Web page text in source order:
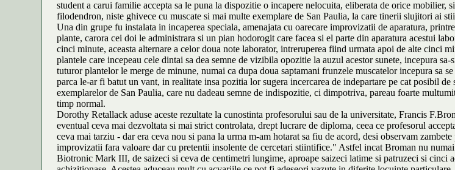
student a carui familie accepta sa le puna la dispozitie o incapere nelocuita, eliberata de orice mobilier,
filodendron, niste ghivece cu muscate si mai multe exemplare de San Paulia, la care tinerii slujitori ai
Una din grupe fu instalata in incaperea speciala, amenajata cu oarecare improvizatii de aparatura,
plante, carora cei doi le administrara si un pian hodorogit care facea si el parte din aparatura acestui
cinci minute, aceasta alternare a celor doua note laborator, intreruperea fiind urmata apoi de alte cinci
plantele care incepeau cele dintai sa dea semne de vizibila opozitie la auzul acestor sunete, incepura
tuturor plantelor le merge de minune, numai ca dupa doua saptamani frunzele muscatelor incepura sa
parca le-ar fi batut un vant, in realitate insa pozitia lor sugera incercarea de indepartare pe cat posibil
exemplarelor de San Paulia, care nu dadeau semne de indispozitie, ci dimpotriva, pareau foarte
timp normal.
Dorothy Retallack aduse aceste rezultate la cunostinta profesorului sau de la universitate, Francis
eventual ceva mai dezvoltata si mai strict controlata, drept lucrare de diploma, ceea ce profesorul
ceva mai tarziu - dar era ceva nou si pana la urma m-am hotarat sa fiu de acord, desi observam
improvizatii fara valoare dar cu pretentii insolente de cercetari stiintifice." Astfel incat Broman nu
Biotronic Mark III, de saizeci si ceva de centimetri lungime, aproape saizeci latime si patruzeci si cinci